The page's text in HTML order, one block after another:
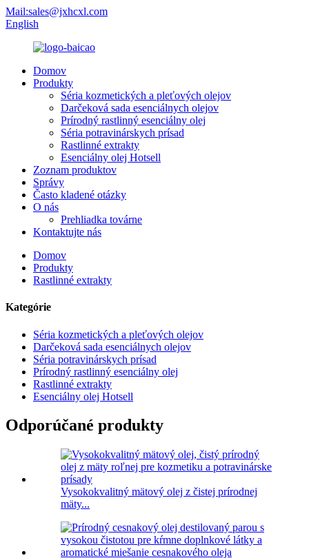
Mail:sales@jxhcxl.com
English
Domov
Produkty
Séria kozmetických a pleťových olejov
Darčeková sada esenciálnych olejov
Prírodný rastlinný esenciálny olej
Séria potravinárskych prísad
Rastlinné extrakty
Esenciálny olej Hotsell
Zoznam produktov
Správy
Často kladené otázky
O nás
Prehliadka továrne
Kontaktujte nás
Domov
Produkty
Rastlinné extrakty
Kategórie
Séria kozmetických a pleťových olejov
Darčeková sada esenciálnych olejov
Séria potravinárskych prísad
Prírodný rastlinný esenciálny olej
Rastlinné extrakty
Esenciálny olej Hotsell
Odporúčané produkty
Vysokokvalitný mätový olej z čistej prírodnej
mäty...